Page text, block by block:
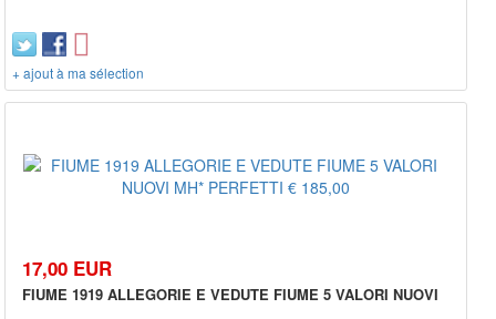
+ ajout à ma sélection
17,00 EUR
FIUME 1919 ALLEGORIE E VEDUTE FIUME 5 VALORI NUOVI